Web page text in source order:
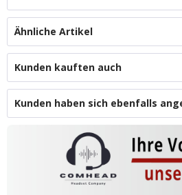
Ähnliche Artikel
Kunden kauften auch
Kunden haben sich ebenfalls